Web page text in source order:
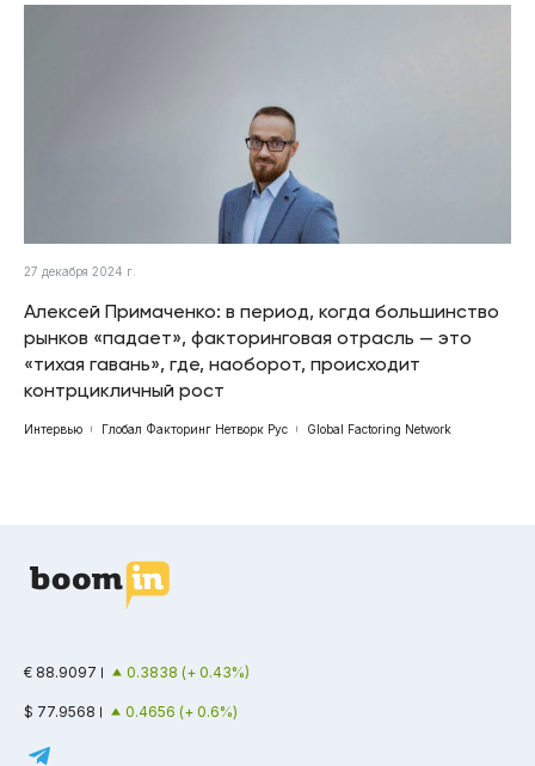
27 декабря 2024 г.
Алексей Примаченко: в период, когда большинство
рынков «падает», факторинговая отрасль — это
«тихая гавань», где, наоборот, происходит
контрцикличный рост
Интервью Глобал Факторинг Нетворк Рус Global Factoring Network
€ 88.9097 0.3838 (+ 0.43%)
$ 77.9568 0.4656 (+ 0.6%)